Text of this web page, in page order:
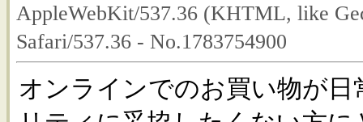
AppleWebKit/537.36 (KHTML, like
Safari/537.36 - No.1783754900
オンラインでのお買い物が